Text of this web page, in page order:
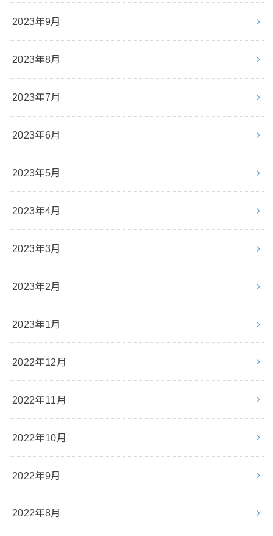
2023年9月
2023年8月
2023年7月
2023年6月
2023年5月
2023年4月
2023年3月
2023年2月
2023年1月
2022年12月
2022年11月
2022年10月
2022年9月
2022年8月